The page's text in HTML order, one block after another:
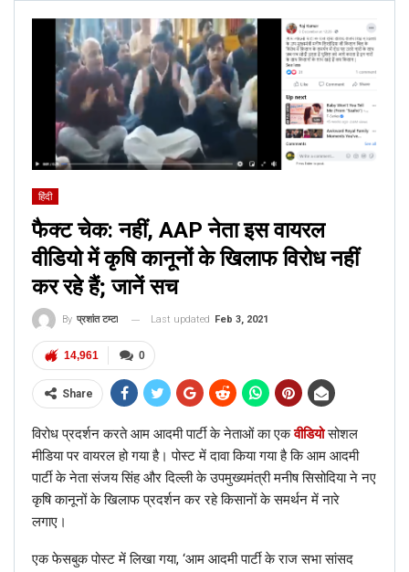
हिंदी
फैक्ट चेक: नहीं, AAP नेता इस वायरल
वीडियो में कृषि कानूनों के खिलाफ विरोध नहीं
कर रहे हैं; जानें सच
By प्रशांत टम्टा Last updated Feb 3, 2021
0
14,961
Share
विरोध प्रदर्शन करते आम आदमी पार्टी के नेताओं का एकवीडियो सोशल
मीडिया पर वायरल हो गया है। पोस्ट में दावा किया गया है कि आम आदमी
पार्टी के नेता संजय सिंह और दिल्ली के उपमुख्यमंत्री मनीष सिसोदिया ने नए
कृषि कानूनों के खिलाफ प्रदर्शन कर रहे किसानों के समर्थन में नारे
लगाए।
एक फेसबुक पोस्ट में लिखा गया, ‘आम आदमी पार्टी के राज सभा सांसद